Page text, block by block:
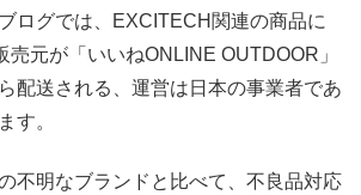
ログでは、EXCITECH関連の商品に
売元が「いいねONLINE OUTDOOR」
配送される、運営は日本の事業者であ
す。
不明なブランドと比べて、不良品対応